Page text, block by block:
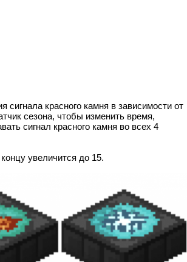
сигнала красного камня в зависимости от
сезона, чтобы изменить время,
сигнал красного камня во всех 4
увеличится до 15.